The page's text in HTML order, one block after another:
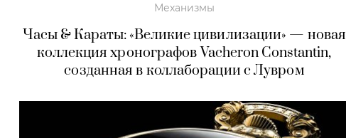
Механизмы
Часы & Караты: «Великие цивилизации» — новая
коллекция хронографов Vacheron Constantin,
созданная в коллаборации с Лувром